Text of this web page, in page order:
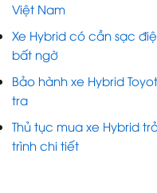
Việt Nam
Xe Hybrid có cần sạc
bất ngờ
Bảo hành xe Hybrid
tra
Thủ tục mua xe Hybrid
trình chi tiết